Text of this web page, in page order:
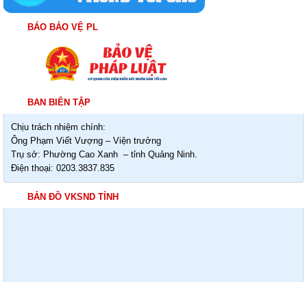
BÁO BẢO VỆ PL
BAN BIÊN TẬP
Chịu trách nhiệm chính:
Ông Phạm Viết Vượng – Viện trưởng
Trụ sở: Phường Cao Xanh – tỉnh Quảng Ninh.
Điện thoại: 0203.3837.835
BẢN ĐỒ VKSND TỈNH